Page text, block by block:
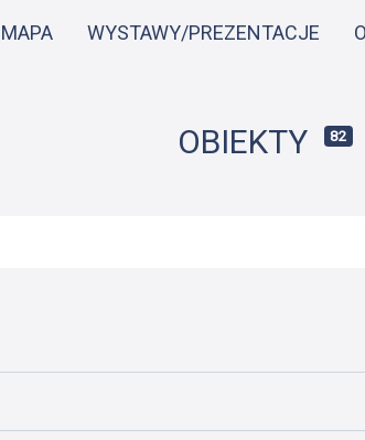
do
MAPA WYSTAWY/PREZENTACJE
OBIEKTY 82